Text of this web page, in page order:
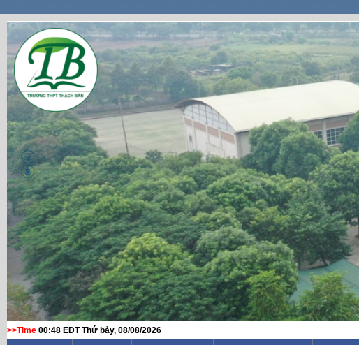
>>Time 00:48 EDT Thứ bảy, 08/08/2026